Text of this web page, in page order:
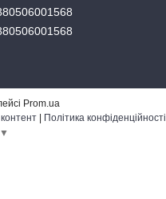
Prom.ua
| Політика конфіденційності
▼